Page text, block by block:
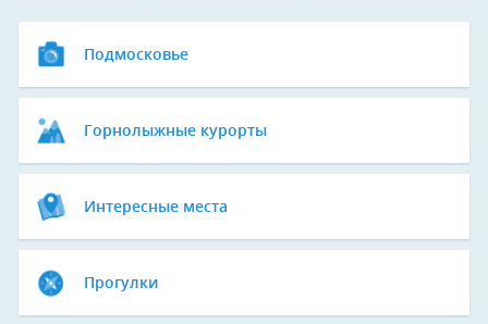
Подмосковье
Горнолыжные курорты
Интересные места
Прогулки